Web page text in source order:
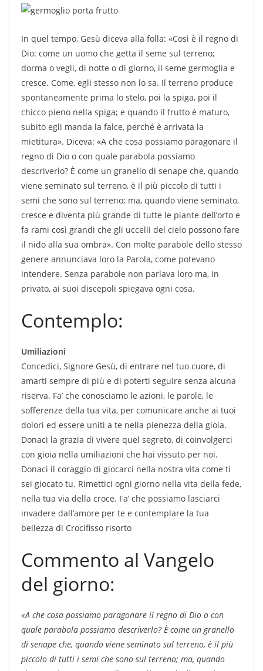
In quel tempo, Gesù diceva alla folla: «Così è il regno di
Dio: come un uomo che getta il seme sul terreno;
dorma o vegli, di notte o di giorno, il seme germoglia e
cresce. Come, egli stesso non lo sa. Il terreno produce
spontaneamente prima lo stelo, poi la spiga, poi il
chicco pieno nella spiga; e quando il frutto è maturo,
subito egli manda la falce, perché è arrivata la
mietitura». Diceva: «A che cosa possiamo paragonare il
regno di Dio o con quale parabola possiamo
descriverlo? È come un granello di senape che, quando
viene seminato sul terreno, è il più piccolo di tutti i
semi che sono sul terreno; ma, quando viene seminato,
cresce e diventa più grande di tutte le piante dell’orto e
fa rami così grandi che gli uccelli del cielo possono fare
il nido alla sua ombra». Con molte parabole dello stesso
genere annunciava loro la Parola, come potevano
intendere. Senza parabole non parlava loro ma, in
privato, ai suoi discepoli spiegava ogni cosa.
Contemplo:
Umiliazioni
Concedici, Signore Gesù, di entrare nel tuo cuore, di
amarti sempre di più e di poterti seguire senza alcuna
riserva. Fa’ che conosciamo le azioni, le parole, le
sofferenze della tua vita, per comunicare anche ai tuoi
dolori ed essere uniti a te nella pienezza della gioia.
Donaci la grazia di vivere quel segreto, di coinvolgerci
con gioia nella umiliazioni che hai vissuto per noi.
Donaci il coraggio di giocarci nella nostra vita come ti
sei giocato tu. Rimettici ogni giorno nella vita della fede,
nella tua via della croce. Fa’ che possiamo lasciarci
invadere dall’amore per te e contemplare la tua
bellezza di Crocifisso risorto
Commento al Vangelo
del giorno:
«A che cosa possiamo paragonare il regno di Dio o con
quale parabola possiamo descriverlo? È come un granello
di senape che, quando viene seminato sul terreno, è il più
piccolo di tutti i semi che sono sul terreno; ma, quando